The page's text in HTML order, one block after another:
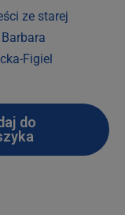
ze starej
Figiel
do